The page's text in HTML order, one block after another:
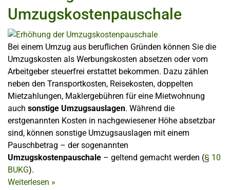
Umzugskostenpauschale
Bei einem Umzug aus beruflichen Gründen können Sie die
Umzugskosten als Werbungskosten absetzen oder vom
Arbeitgeber steuerfrei erstattet bekommen. Dazu zählen
neben den Transportkosten, Reisekosten, doppelten
Mietzahlungen, Maklergebühren für eine Mietwohnung
auch sonstige Umzugsauslagen. Während die
erstgenannten Kosten in nachgewiesener Höhe absetzbar
sind, können sonstige Umzugsauslagen mit einem
Pauschbetrag – der sogenannten
Umzugskostenpauschale – geltend gemacht werden (§ 10
BUKG).
Weiterlesen »